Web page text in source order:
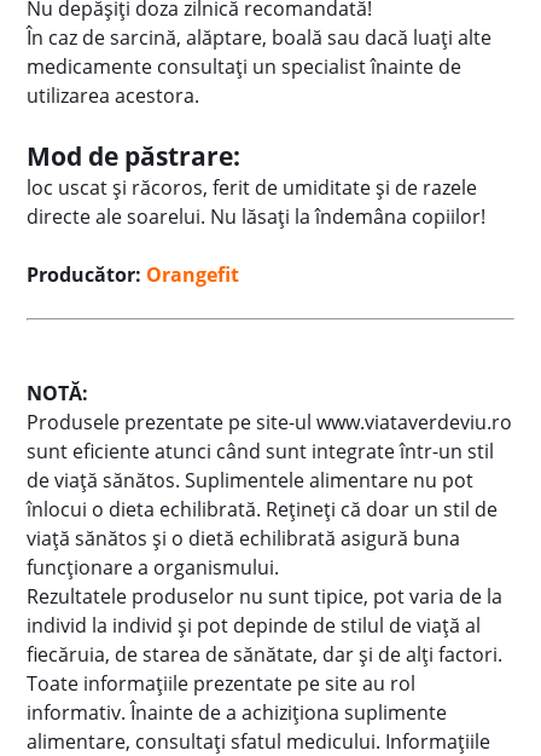
Nu depășiți doza zilnică recomandată!
În caz de sarcină, alăptare, boală sau dacă luați alte
medicamente consultați un specialist înainte de
utilizarea acestora.
Mod de păstrare:
loc uscat și răcoros, ferit de umiditate și de razele
directe ale soarelui. Nu lăsați la îndemâna copiilor!
Producător: Orangefit
NOTĂ:
Produsele prezentate pe site-ul www.viataverdeviu.ro
sunt eficiente atunci când sunt integrate într-un stil
de viaţă sănătos. Suplimentele alimentare nu pot
înlocui o dieta echilibrată. Reţineţi că doar un stil de
viaţă sănătos şi o dietă echilibrată asigură buna
funcţionare a organismului.
Rezultatele produselor nu sunt tipice, pot varia de la
individ la individ şi pot depinde de stilul de viaţă al
fiecăruia, de starea de sănătate, dar şi de alţi factori.
Toate informaţiile prezentate pe site au rol
informativ. Înainte de a achiziţiona suplimente
alimentare, consultaţi sfatul medicului. Informațiile